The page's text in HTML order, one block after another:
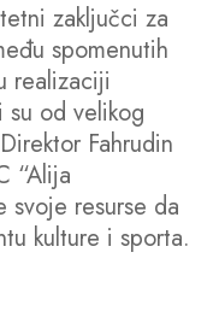
zaključci za
spomenutih
realizaciji
su od velikog
Fahrudin
“Alija
svoje resurse da
kulture i sporta.